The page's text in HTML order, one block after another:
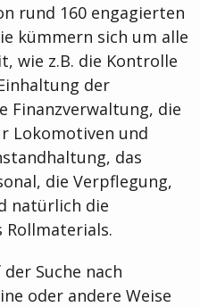
rund 160 engagierten
kümmern sich um alle
wie z.B. die Kontrolle
der
Finanzverwaltung, die
Lokomotiven und
das
die Verpflegung,
natürlich die
Rollmaterials.
Suche nach
oder andere Weise